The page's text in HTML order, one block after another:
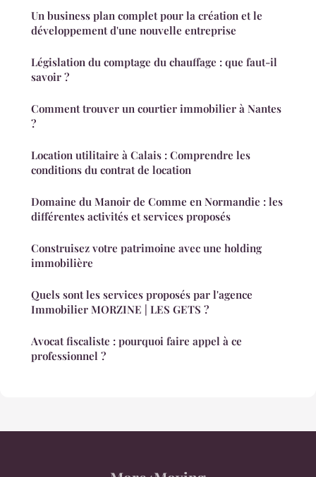
Un business plan complet pour la création et le
développement d'une nouvelle entreprise
Législation du comptage du chauffage : que faut-il
savoir ?
Comment trouver un courtier immobilier à Nantes
?
Location utilitaire à Calais : Comprendre les
conditions du contrat de location
Domaine du Manoir de Comme en Normandie : les
différentes activités et services proposés
Construisez votre patrimoine avec une holding
immobilière
Quels sont les services proposés par l'agence
Immobilier MORZINE | LES GETS ?
Avocat fiscaliste : pourquoi faire appel à ce
professionnel ?